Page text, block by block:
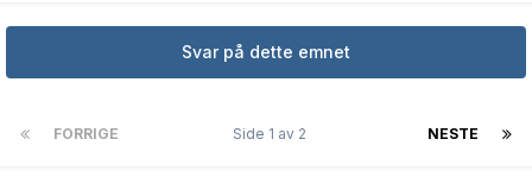
Svar på dette emnet
FORRIGE NESTE
Side 1 av 2